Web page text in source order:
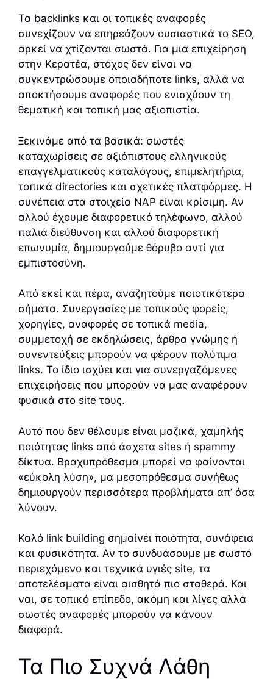
Τα backlinks και οι τοπικές αναφορές
συνεχίζουν να επηρεάζουν ουσιαστικά το SEO,
αρκεί να χτίζονται σωστά. Για μια επιχείρηση
στην Κερατέα, στόχος δεν είναι να
συγκεντρώσουμε οποιαδήποτε links, αλλά να
αποκτήσουμε αναφορές που ενισχύουν τη
θεματική και τοπική μας αξιοπιστία.
Ξεκινάμε από τα βασικά: σωστές
καταχωρίσεις σε αξιόπιστους ελληνικούς
επαγγελματικούς καταλόγους, επιμελητήρια,
τοπικά directories και σχετικές πλατφόρμες. Η
συνέπεια στα στοιχεία NAP είναι κρίσιμη. Αν
αλλού έχουμε διαφορετικό τηλέφωνο, αλλού
παλιά διεύθυνση και αλλού διαφορετική
επωνυμία, δημιουργούμε θόρυβο αντί για
εμπιστοσύνη.
Από εκεί και πέρα, αναζητούμε ποιοτικότερα
σήματα. Συνεργασίες με τοπικούς φορείς,
χορηγίες, αναφορές σε τοπικά media,
συμμετοχή σε εκδηλώσεις, άρθρα γνώμης ή
συνεντεύξεις μπορούν να φέρουν πολύτιμα
links. Το ίδιο ισχύει και για συνεργαζόμενες
επιχειρήσεις που μπορούν να μας αναφέρουν
φυσικά στο site τους.
Αυτό που δεν θέλουμε είναι μαζικά, χαμηλής
ποιότητας links από άσχετα sites ή spammy
δίκτυα. Βραχυπρόθεσμα μπορεί να φαίνονται
«εύκολη λύση», μα μεσοπρόθεσμα συνήθως
δημιουργούν περισσότερα προβλήματα απ’ όσα
λύνουν.
Καλό link building σημαίνει ποιότητα, συνάφεια
και φυσικότητα. Αν το συνδυάσουμε με σωστό
περιεχόμενο και τεχνικά υγιές site, τα
αποτελέσματα είναι αισθητά πιο σταθερά. Και
ναι, σε τοπικό επίπεδο, ακόμη και λίγες αλλά
σωστές αναφορές μπορούν να κάνουν
διαφορά.
Τα Πιο Συχνά Λάθη